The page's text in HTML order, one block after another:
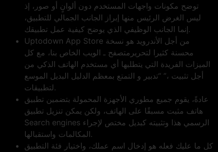
توضح مكونات واجهات المستخدم دون ألوانٍ أو صور، إذ
ليس الغرض الرئيس منها إبراز الجانب الجمالي للتطبيق،
إنما الجانب الوظيفي الذي يوضح كيفية عمل تطبيقك.
Uptodown App Store من أجل الأندرويد هو نسخة
محسنة كثيرا لتحريرمتصفح ـ الويب الخاص بنا، مع كل
الميزات الفريدة التي يتطلبها أي مستخدم الهاتف الذكي من
أجل تثبيت ،” “تدبير و التمتع بمعظم الدليل البديل الموسع
لتطبيقات.
عادةً، يقوم جميع مطوري الأجهزة المحمولة بتضمين تطبيق
هاتف مثبت مسبقًا على الهاتف، ولكن يمكن تنزيل تطبيق
Search engines الرسمي هذا وتثبيته كبديل مختص لإجراء
المكالمات واستقبالها.
كل ما عليك فعله هو إدخال اسم عملك، واختيار فئة التطبيق